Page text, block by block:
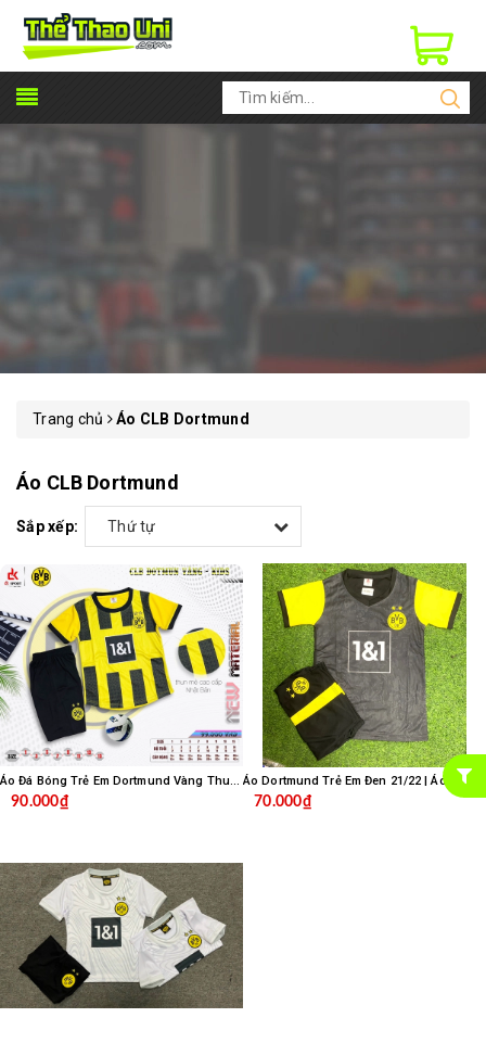
Trang chủ Áo CLB Dortmund
Áo CLB Dortmund
Sắp xếp: Thứ tự
Áo Đá Bóng Trẻ Em Dortmund Vàng Thun Mè
90.000₫ 70.000₫